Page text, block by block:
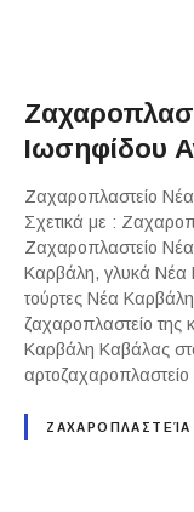
Ιωσηφίδου
Ζαχαροπλαστείο
Σχετικά με :
Ζαχαροπλαστείο
Καρβάλη, γλυκά Νέα
τούρτες Νέα
ζαχαροπλαστείο της
Καρβάλη Καβάλας
ΖΑΧΑΡΟΠΛΑΣΤΕΊΑ